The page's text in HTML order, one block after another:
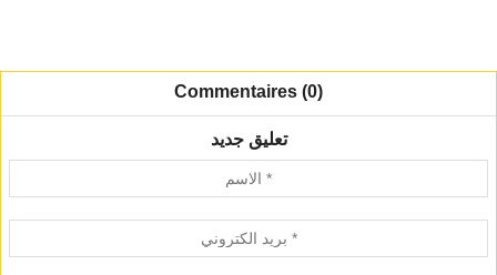
Commentaires (0)
تعليق جديد